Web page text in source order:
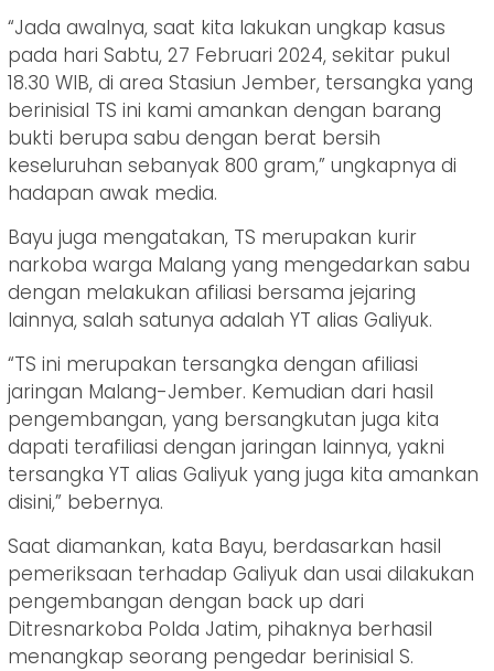
“Jada awalnya, saat kita lakukan ungkap kasus
pada hari Sabtu, 27 Februari 2024, sekitar pukul
18.30 WIB, di area Stasiun Jember, tersangka yang
berinisial TS ini kami amankan dengan barang
bukti berupa sabu dengan berat bersih
keseluruhan sebanyak 800 gram,” ungkapnya di
hadapan awak media.
Bayu juga mengatakan, TS merupakan kurir
narkoba warga Malang yang mengedarkan sabu
dengan melakukan afiliasi bersama jejaring
lainnya, salah satunya adalah YT alias Galiyuk.
“TS ini merupakan tersangka dengan afiliasi
jaringan Malang-Jember. Kemudian dari hasil
pengembangan, yang bersangkutan juga kita
dapati terafiliasi dengan jaringan lainnya, yakni
tersangka YT alias Galiyuk yang juga kita amankan
disini,” bebernya.
Saat diamankan, kata Bayu, berdasarkan hasil
pemeriksaan terhadap Galiyuk dan usai dilakukan
pengembangan dengan back up dari
Ditresnarkoba Polda Jatim, pihaknya berhasil
menangkap seorang pengedar berinisial S.